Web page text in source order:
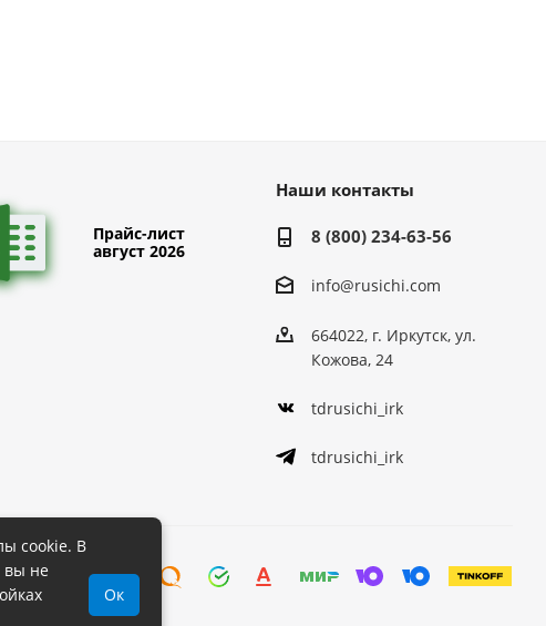
Прайс-лист
август 2026
Наши контакты
8 (800) 234-63-56
info@rusichi.com
664022, г. Иркутск, ул.
Кожова, 24
tdrusichi_irk
tdrusichi_irk
cookie. В
вы не
Ок